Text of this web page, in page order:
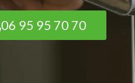
06 95 95 70 70